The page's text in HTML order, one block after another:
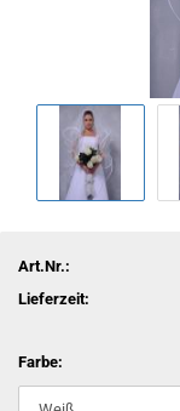
Art.Nr.:
Lieferzeit:
Farbe: